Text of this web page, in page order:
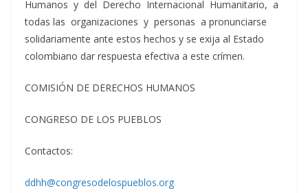
Humanos y del Derecho Internacional Humanitario, a
todas las organizaciones y personas a pronunciarse
solidariamente ante estos hechos y se exija al Estado
colombiano dar respuesta efectiva a este crímen.
COMISIÓN DE DERECHOS HUMANOS
CONGRESO DE LOS PUEBLOS
Contactos:
ddhh@congresodelospueblos.org